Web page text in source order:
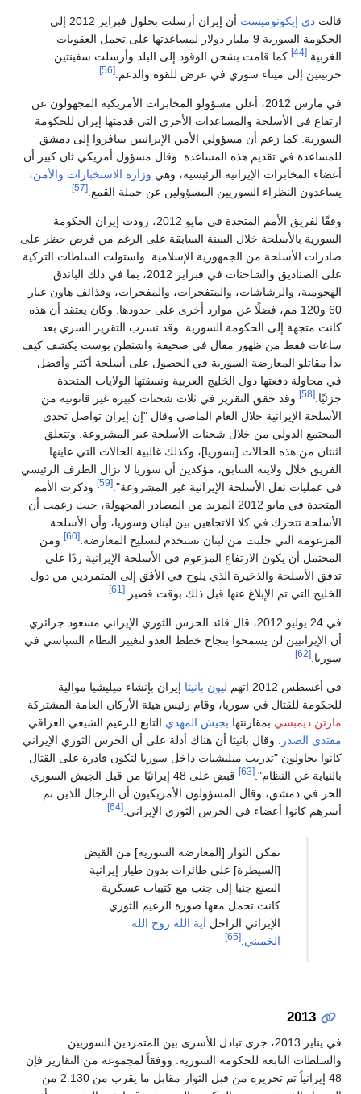
قالت ذي إيكونوميست
أن إيران أرسلت بحلول فبراير 2012 إلى
الحكومة السورية 9 مليار دولار لمساعدتها على تحمل العقوبات
الغربية. [44]
كما قامت بشحن الوقود إلى البلد وأرسلت سفينتين
حربيتين إلى ميناء سوري في عرض للقوة والدعم. [56]
في مارس 2012، أعلن مسؤولو المخابرات الأمريكية المجهولون عن
ارتفاع في الأسلحة والمساعدات الأخرى التي قدمتها إيران للحكومة
السورية. كما زعم أن مسؤولي الأمن الإيرانيين سافروا إلى دمشق
للمساعدة في تقديم هذه المساعدة. وقال مسؤول أمريكي ثان كبير أن
أعضاء المخابرات الإيرانية الرئيسية، وهي وزارة الاستخبارات والأمن،
يساعدون النظراء السوريين المسؤولين عن حملة القمع. [57]
وفقًا لفريق الأمم المتحدة في مايو 2012، زودت إيران الحكومة
السورية بالأسلحة خلال السنة السابقة على الرغم من فرض حظر على
صادرات الأسلحة من الجمهورية الإسلامية. واستولت السلطات التركية
على الصناديق والشاحنات في فبراير 2012، بما في ذلك الباندق
الهجومية، والرشاشات، والمتفجرات، والمفجرات، وقذائف هاون عيار
60 و120 مم، فضلًا عن موارد أخرى على حدودها. وكان يعتقد أن هذه
كانت متجهة إلى الحكومة السورية. وقد تسرب التقرير السري بعد
ساعات فقط من ظهور مقال في صحيفة واشنطن بوست يكشف كيف
بدأ مقاتلو المعارضة السورية في الحصول على أسلحة أكثر وأفضل
في محاولة دفعتها دول الخليج العربية ونسقتها الولايات المتحدة
جزئيًا. [58]
وقد حقق التقرير في ثلاث شحنات كبيرة غير قانونية من
الأسلحة الإيرانية خلال العام الماضي وقال "إن إيران تواصل تحدي
المجتمع الدولي من خلال شحنات الأسلحة غير المشروعة. وتتعلق
اثنتان من هذه الحالات [بسوريا]، وكذلك غالبية الحالات التي عاينها
الفريق خلال ولايته السابق، مؤكدين أن سوريا لا تزال الطرف الرئيسي
في عمليات نقل الأسلحة الإيرانية غير المشروعة". [59]
وذكرت الأمم
المتحدة في مايو 2012 المزيد من المصادر المجهولة، حيث زعمت أن
الأسلحة تتحرك في كلا الاتجاهين بين لبنان وسوريا، وأن الأسلحة
المزعومة التي جلبت من لبنان تستخدم لتسليح المعارضة. [60]
ومن
المحتمل أن يكون الارتفاع المزعوم في الأسلحة الإيرانية ردًا على
تدفق الأسلحة والذخيرة الذي يلوح في الأفق إلى المتمردين من دول
الخليج التي تم الإبلاغ عنها قبل ذلك بوقت قصير.
[61]
في 24 يوليو 2012، قال قائد الحرس الثوري الإيراني مسعود جزائري
أن الإيرانيين لن يسمحوا بنجاح خطط العدو لتغيير النظام السياسي في
سوريا. [62]
في أغسطس 2012 اتهم ليون بانيتا إيران بإنشاء ميليشيا موالية
للحكومة للقتال في سوريا، وقام رئيس هيئة الأركان العامة المشتركة
مارتن ديمبسي بمقارنتها بجيش المهدي التابع للزعيم الشيعي العراقي
مقتدى الصدر
. وقال بانيتا أن هناك أدلة على أن الحرس الثوري الإيراني
كانوا يحاولون "تدريب ميليشيات داخل سوريا لتكون قادرة على القتال
بالنيابة عن النظام". [63]
قبض على 48 إيرانيًا من قبل الجيش السوري
الحر في دمشق، وقال المسؤولون الأمريكيون أن الرجال الذين تم
أسرهم كانوا أعضاء في الحرس الثوري الإيراني. [64]
تمكن الثوار [المعارضة السورية] من القبض
[السيطرة] على طائرات بدون طيار إيرانية
الصنع جنبا إلى جنب مع كتيبات عسكرية
كانت تحمل معها صورة الزعيم الثوري
الإيراني الراحل آية الله روح الله
الخميني [65]
2013
في يناير 2013، جرى تبادل للأسرى بين المتمردين السوريين
والسلطات التابعة للحكومة السورية. ووفقاً لمجموعة من التقارير فإن
48 إيرانياً تم تحريره من قبل الثوار مقابل ما يقرب من 2.130 من